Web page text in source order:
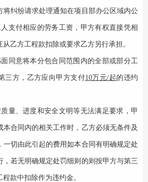
将纠纷请求处理通知在项目部办公区域内公
支付相应的劳务工资，甲方有权直接凭相
乙方工程款扣除或要求乙方另行承担。
同意将本分包合同范围内的全部或部分工
三方，乙方应向甲方支付10万元/起的违约
量、进度和安全文明等无法满足要求，甲
本合同内的相关工作时，乙方必须无条件及
一切由此引起的费用如本合同有明确规定处
，若无明确规定处罚细则的则按甲方与第三
款中扣除作为违约金。